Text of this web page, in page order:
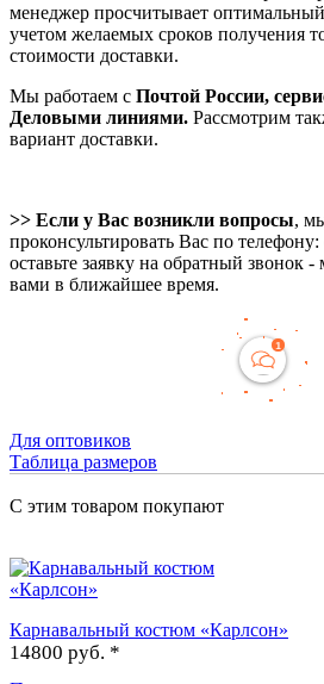
менеджер просчитывает
учетом желаемых сроков получения
стоимости доставки.
Мы работаем с Почтой России,
Деловыми линиями. Рассмотрим
вариант доставки.
>> Если у Вас возникли вопросы,
проконсультировать Вас по
оставьте заявку на обратный звонок
вами в ближайшее время.
Для оптовиков
Таблица размеров
С этим товаром покупают
Карнавальный костюм «Карлсон»
14800 руб. *